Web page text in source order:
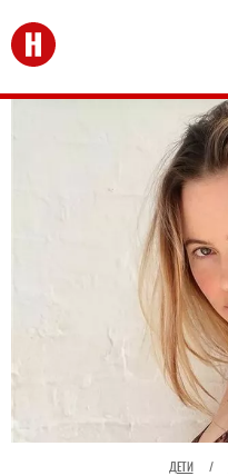
Перейти на главную
ДЕТИ /